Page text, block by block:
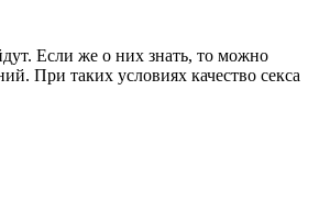
Если же о них знать, то можно
При таких условиях качество секса